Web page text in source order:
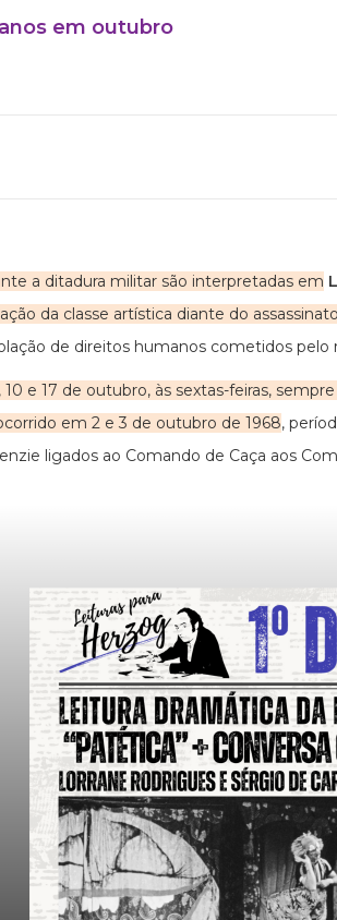
em outubro
a ditadura militar são interpretadas em
da classe artística diante do
de direitos humanos cometidos pelo
10 e 17 de outubro, às sextas-feiras, sempre
em 2 e 3 de outubro de 1968,
ligados ao Comando de Caça aos